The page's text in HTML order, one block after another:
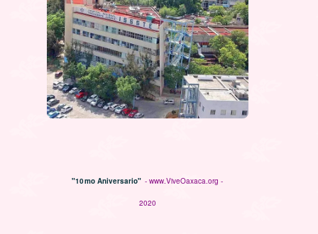
"10mo Aniversario" - www.ViveOaxaca.org -
2020